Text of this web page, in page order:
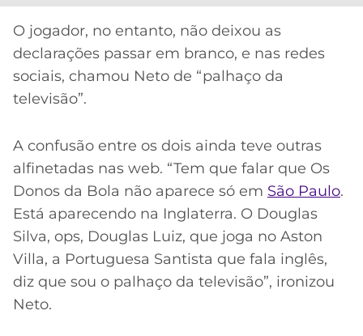
O jogador, no entanto, não deixou as
declarações passar em branco, e nas redes
sociais, chamou Neto de “palhaço da
televisão”.
A confusão entre os dois ainda teve outras
alfinetadas nas web. “Tem que falar que Os
Donos da Bola não aparece só em São Paulo.
Está aparecendo na Inglaterra. O Douglas
Silva, ops, Douglas Luiz, que joga no Aston
Villa, a Portuguesa Santista que fala inglês,
diz que sou o palhaço da televisão”, ironizou
Neto.